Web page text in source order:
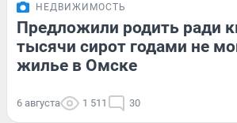
НЕДВИЖИМОСТЬ
Предложили родить ради
тысячи сирот годами не
жилье в Омске
6 августа 1 511 30